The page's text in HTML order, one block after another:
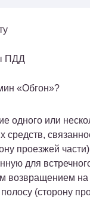
ПДД
«Обгон»?
одного или
средств,
проезжей
для
возвращением на
(сторону